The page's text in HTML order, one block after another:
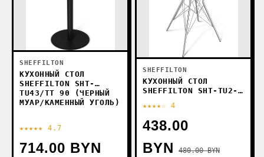
SHEFFILTON
КУХОННЫЙ СТОЛ
SHEFFILTON SHT-
TU43/TT 90 (ЧЕРНЫЙ
МУАР/КАМЕННЫЙ УГОЛЬ)
★★★★★ 4.7
714.00 BYN
SHEFFILTON
КУХОННЫЙ СТОЛ
SHEFFILTON SHT-TU2-
КАМЕННЫЙ УГОЛЬ)
★★★★☆ 4
438.00
BYN
480.00 BYN